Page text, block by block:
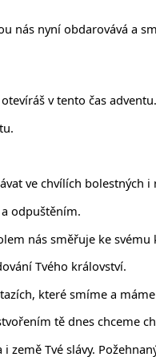
nás nyní obdarovává a
v tento čas adventu.
ve chvílích bolestných i
odpuštěním.
nás směřuje ke
Tvého království.
které smíme a
tě dnes chceme
Tvé slávy.